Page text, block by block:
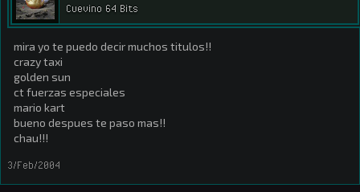
Cuevino 64 Bits
mira yo te puedo decir muchos titulos!!
crazy taxi
golden sun
ct fuerzas especiales
mario kart
bueno despues te paso mas!!
chau!!!
3/Feb/2004